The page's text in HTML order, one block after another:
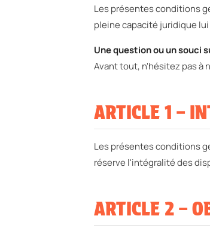
Les présentes conditions
pleine capacité juridique
Une question ou un souci
Avant tout, n'hésitez pas à
ARTICLE 1 –
Les présentes conditions
réserve l'intégralité des
ARTICLE 2 –